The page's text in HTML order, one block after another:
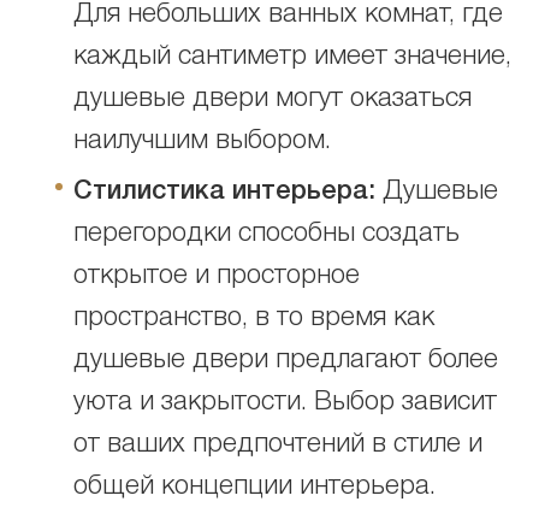
Для небольших ванных комнат, где
каждый сантиметр имеет значение,
душевые двери могут оказаться
наилучшим выбором.
Стилистика интерьера: Душевые
перегородки способны создать
открытое и просторное
пространство, в то время как
душевые двери предлагают более
уюта и закрытости. Выбор зависит
от ваших предпочтений в стиле и
общей концепции интерьера.